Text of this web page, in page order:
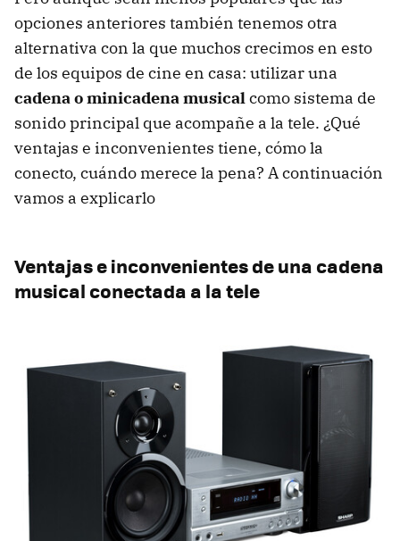
opciones anteriores también tenemos otra
alternativa con la que muchos crecimos en esto
de los equipos de cine en casa: utilizar una
cadena o minicadena musicalcomo sistema de
sonido principal que acompañe a la tele. ¿Qué
ventajas e inconvenientes tiene, cómo la
conecto, cuándo merece la pena? A continuación
vamos a explicarlo
Ventajas e inconvenientes de una cadena
musical conectada a la tele